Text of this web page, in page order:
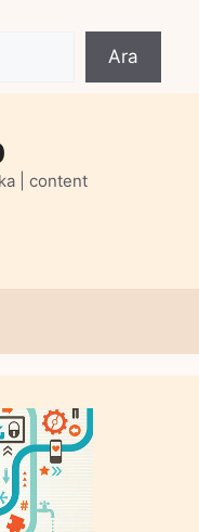
Ara
| content